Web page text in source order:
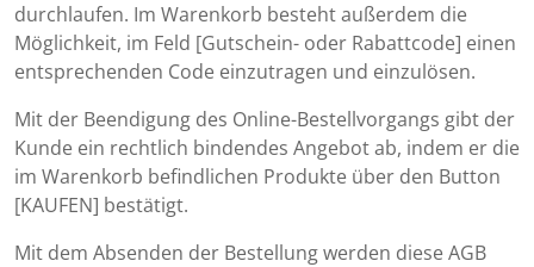
durchlaufen. Im Warenkorb besteht außerdem die
Möglichkeit, im Feld [Gutschein- oder Rabattcode] einen
entsprechenden Code einzutragen und einzulösen.
Mit der Beendigung des Online-Bestellvorgangs gibt der
Kunde ein rechtlich bindendes Angebot ab, indem er die
im Warenkorb befindlichen Produkte über den Button
[KAUFEN] bestätigt.
Mit dem Absenden der Bestellung werden diese AGB